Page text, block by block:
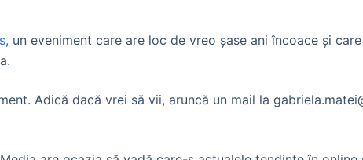
, un eveniment care are loc de vreo şase ani încoace şi
Adică dacă vrei să vii, aruncă un mail la